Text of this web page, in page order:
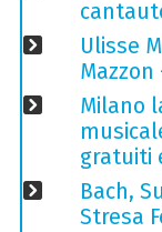
Ulisse
Mazzon
Milano
gratuiti
Bach,
Stresa